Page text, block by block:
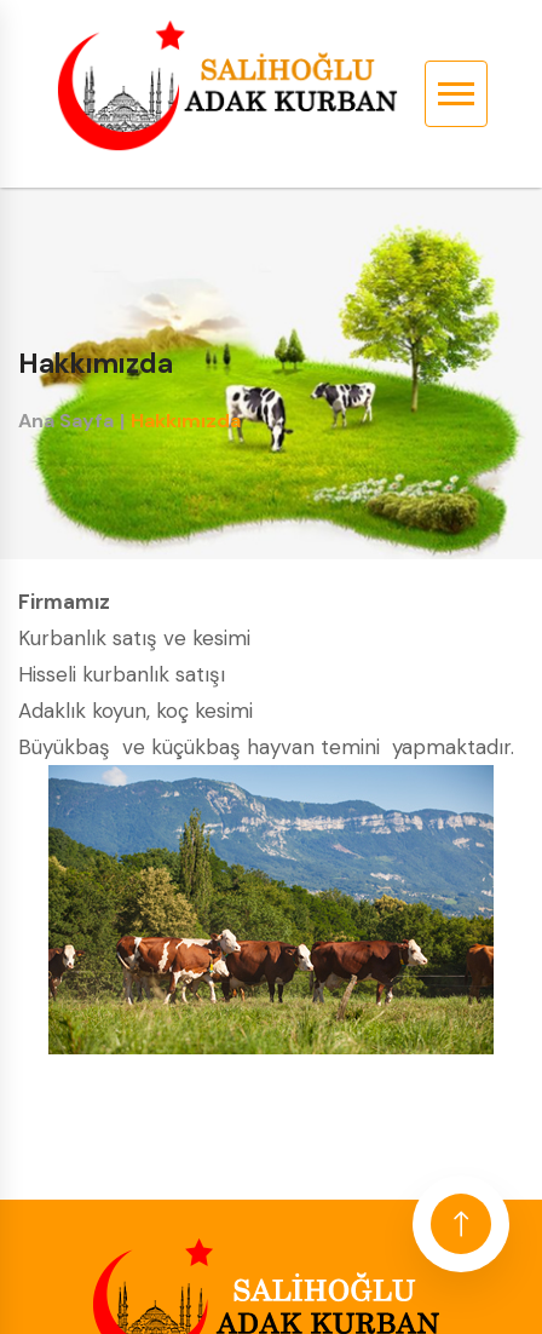
Hakkımızda
Ana Sayfa | Hakkımızda
Firmamız
Kurbanlık satış ve kesimi
Hisseli kurbanlık satışı
Adaklık koyun, koç kesimi
Büyükbaş ve küçükbaş hayvan temini yapmaktadır.